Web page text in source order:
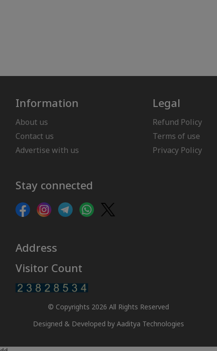
Information
About us
Contact us
Advertise with us
Legal
Refund Policy
Terms of use
Privacy Policy
Stay connected
Address
Visitor Count
© Copyrights 2026 All Rights Reserved
Designed & Developed by Aaditya Technologies